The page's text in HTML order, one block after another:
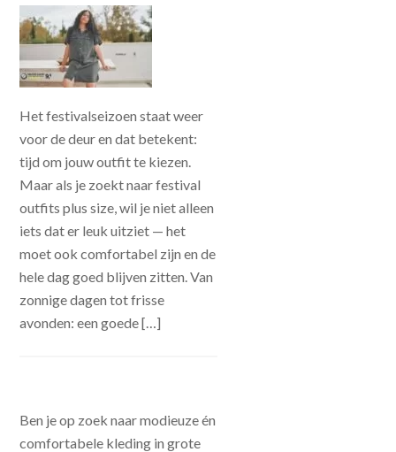
Het festivalseizoen staat weer
voor de deur en dat betekent:
tijd om jouw outfit te kiezen.
Maar als je zoekt naar festival
outfits plus size, wil je niet alleen
iets dat er leuk uitziet — het
moet ook comfortabel zijn en de
hele dag goed blijven zitten. Van
zonnige dagen tot frisse
avonden: een goede […]
Ben je op zoek naar modieuze én
comfortabele kleding in grote